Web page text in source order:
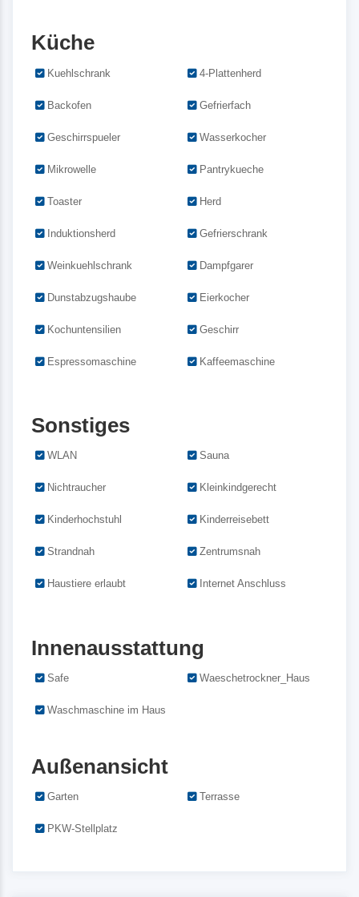
Küche
Kuehlschrank 4-Plattenherd
Backofen Gefrierfach
Geschirrspueler Wasserkocher
Mikrowelle Pantrykueche
Toaster Herd
Induktionsherd Gefrierschrank
Weinkuehlschrank Dampfgarer
Dunstabzugshaube Eierkocher
Kochuntensilien Geschirr
Espressomaschine Kaffeemaschine
Sonstiges
WLAN Sauna
Nichtraucher Kleinkindgerecht
Kinderhochstuhl Kinderreisebett
Strandnah Zentrumsnah
Haustiere erlaubt Internet Anschluss
Innenausstattung
Safe Waeschetrockner_Haus
Waschmaschine im Haus
Außenansicht
Garten Terrasse
PKW-Stellplatz